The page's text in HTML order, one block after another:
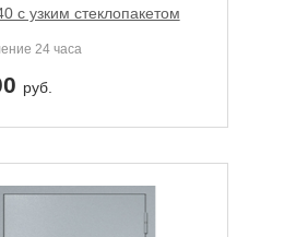
с узким стеклопакетом
24 часа
руб.